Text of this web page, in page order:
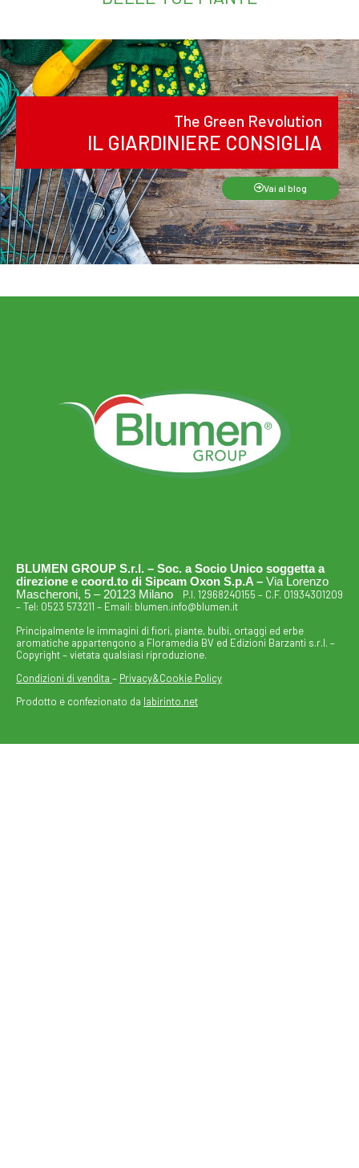
The Green Revolution
IL GIARDINIERE CONSIGLIA
Vai al blog
BLUMEN GROUP S.r.l. – Soc. a Socio Unico soggetta a
direzione e coord.to di Sipcam Oxon S.p.A – Via Lorenzo
Mascheroni, 5 – 20123 Milano P.I. 12968240155 – C.F. 01934301209
– Tel: 0523 573211 – Email: blumen.info@blumen.it
Principalmente le immagini di fiori, piante, bulbi, ortaggi ed erbe
aromatiche appartengono a Floramedia BV ed Edizioni Barzanti s.r.l. –
Copyright – vietata qualsiasi riproduzione.
Condizioni di vendita – Privacy&Cookie Policy
Prodotto e confezionato da labirinto.net